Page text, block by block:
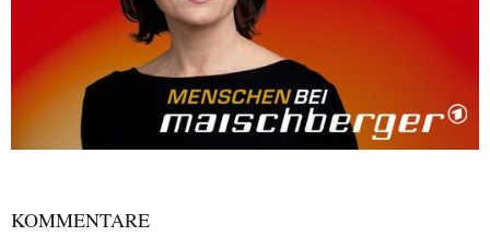
KOMMENTARE